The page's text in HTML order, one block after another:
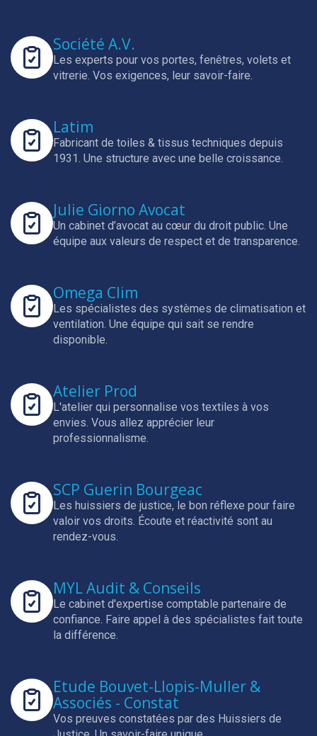
Société A.V.
Les experts pour vos portes, fenêtres, volets et
vitrerie. Vos exigences, leur savoir-faire.
Latim
Fabricant de toiles & tissus techniques depuis
1931. Une structure avec une belle croissance.
Julie Giorno Avocat
Un cabinet d’avocat au cœur du droit public. Une
équipe aux valeurs de respect et de transparence.
Omega Clim
Les spécialistes des systèmes de climatisation et
ventilation. Une équipe qui sait se rendre
disponible.
Atelier Prod
L'atelier qui personnalise vos textiles à vos
envies. Vous allez apprécier leur
professionnalisme.
SCP Guerin Bourgeac
Les huissiers de justice, le bon réflexe pour faire
valoir vos droits. Écoute et réactivité sont au
rendez-vous.
MYL Audit & Conseils
Le cabinet d'expertise comptable partenaire de
confiance. Faire appel à des spécialistes fait toute
la différence.
Etude Bouvet-Llopis-Muller &
Associés - Constat
Vos preuves constatées par des Huissiers de